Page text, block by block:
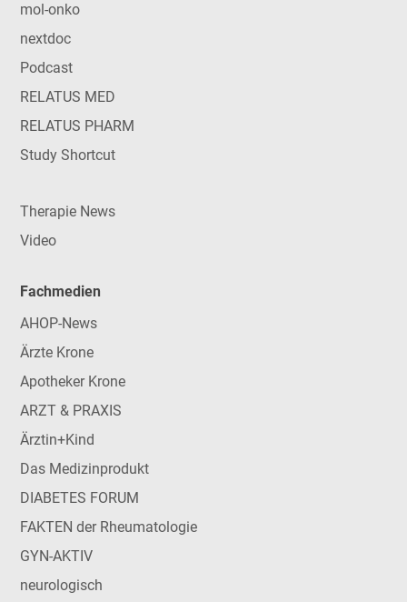
mol-onko
nextdoc
Podcast
RELATUS MED
RELATUS PHARM
Study Shortcut
Therapie News
Video
Fachmedien
AHOP-News
Ärzte Krone
Apotheker Krone
ARZT & PRAXIS
Ärztin+Kind
Das Medizinprodukt
DIABETES FORUM
FAKTEN der Rheumatologie
GYN-AKTIV
neurologisch